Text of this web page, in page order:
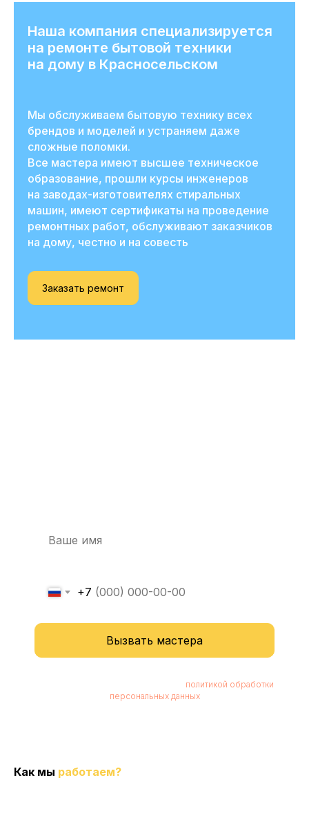
Наша компания специализируется
на ремонте бытовой техники
на дому в Красносельском
Мы обслуживаем бытовую технику всех
брендов и моделей и устраняем даже
сложные поломки.
Все мастера имеют высшее техническое
образование, прошли курсы инженеров
на заводах-изготовителях стиральных
машин, имеют сертификаты на проведение
ремонтных работ, обслуживают заказчиков
на дому, честно и на совесть
Заказать ремонт
+7
Вызвать мастера
политикой обработки
персональных данных
Как мы работаем?